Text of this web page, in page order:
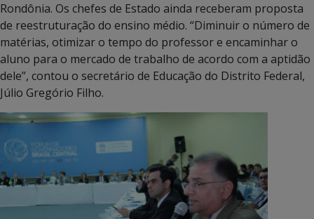
Rondônia. Os chefes de Estado ainda receberam proposta
de reestruturação do ensino médio. “Diminuir o número de
matérias, otimizar o tempo do professor e encaminhar o
aluno para o mercado de trabalho de acordo com a aptidão
dele”, contou o secretário de Educação do Distrito Federal,
Júlio Gregório Filho.